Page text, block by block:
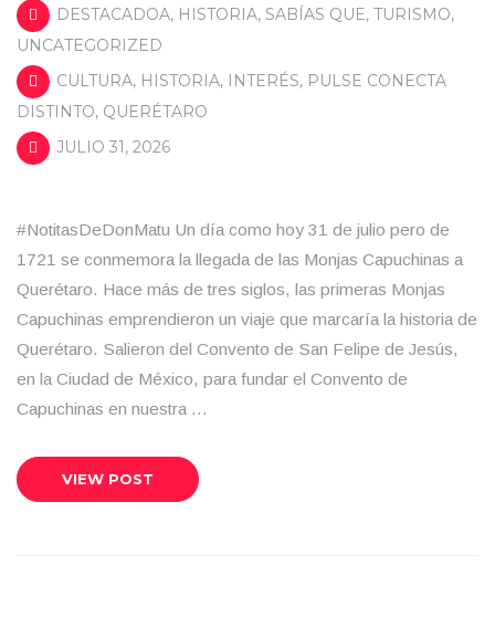
DESTACADOA, HISTORIA, SABÍAS QUE, TURISMO,
UNCATEGORIZED
CULTURA, HISTORIA, INTERÉS, PULSE CONECTA
DISTINTO, QUERÉTARO
JULIO 31, 2026
#NotitasDeDonMatu Un día como hoy 31 de julio pero de
1721 se conmemora la llegada de las Monjas Capuchinas a
Querétaro. Hace más de tres siglos, las primeras Monjas
Capuchinas emprendieron un viaje que marcaría la historia de
Querétaro. Salieron del Convento de San Felipe de Jesús,
en la Ciudad de México, para fundar el Convento de
Capuchinas en nuestra …
VIEW POST